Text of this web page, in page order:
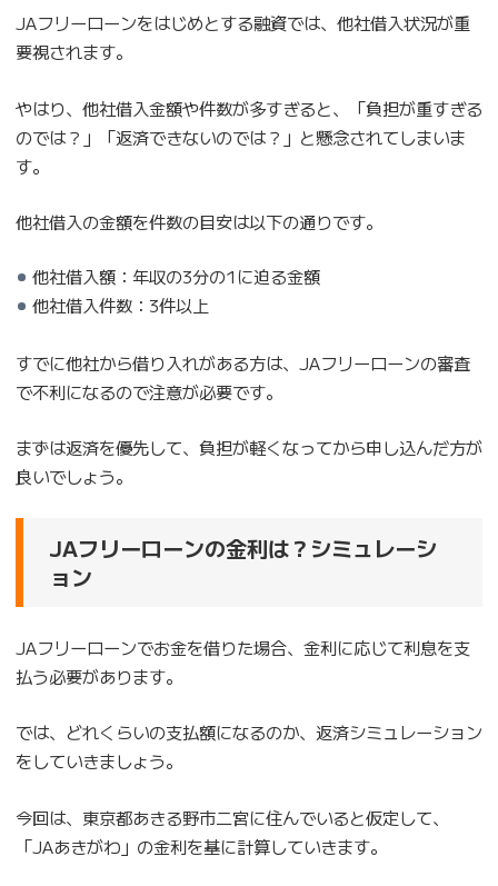
JAフリーローンをはじめとする融資では、他社借入状況が重
要視されます。
やはり、他社借入金額や件数が多すぎると、「負担が重すぎる
のでは？」「返済できないのでは？」と懸念されてしまいま
す。
他社借入の金額を件数の目安は以下の通りです。
他社借入額：年収の3分の1に迫る金額
他社借入件数：3件以上
すでに他社から借り入れがある方は、JAフリーローンの審査
で不利になるので注意が必要です。
まずは返済を優先して、負担が軽くなってから申し込んだ方が
良いでしょう。
JAフリーローンの金利は？シミュレーシ
ョン
JAフリーローンでお金を借りた場合、金利に応じて利息を支
払う必要があります。
では、どれくらいの支払額になるのか、返済シミュレーション
をしていきましょう。
今回は、東京都あきる野市二宮に住んでいると仮定して、
「JAあきがわ」の金利を基に計算していきます。